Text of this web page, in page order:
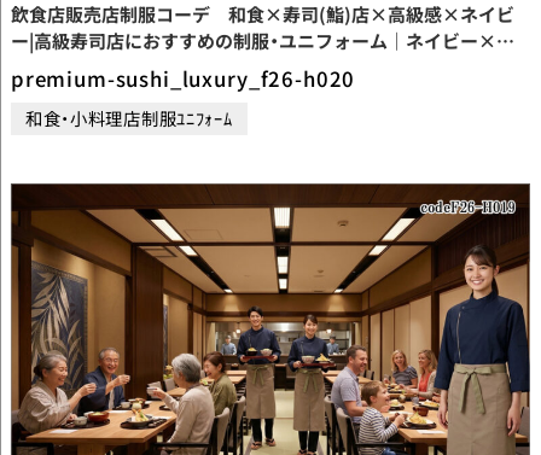
飲食店販売店制服コーデ 和食×寿司(鮨)店×高級感×ネイビ
ー|高級寿司店におすすめの制服・ユニフォーム｜ネイビー×グ
レーで魅せる和風の高級感コーディネート【codeF26-H020】
premium-sushi_luxury_f26-h020
和食・小料理店制服ﾕﾆﾌｫｰﾑ